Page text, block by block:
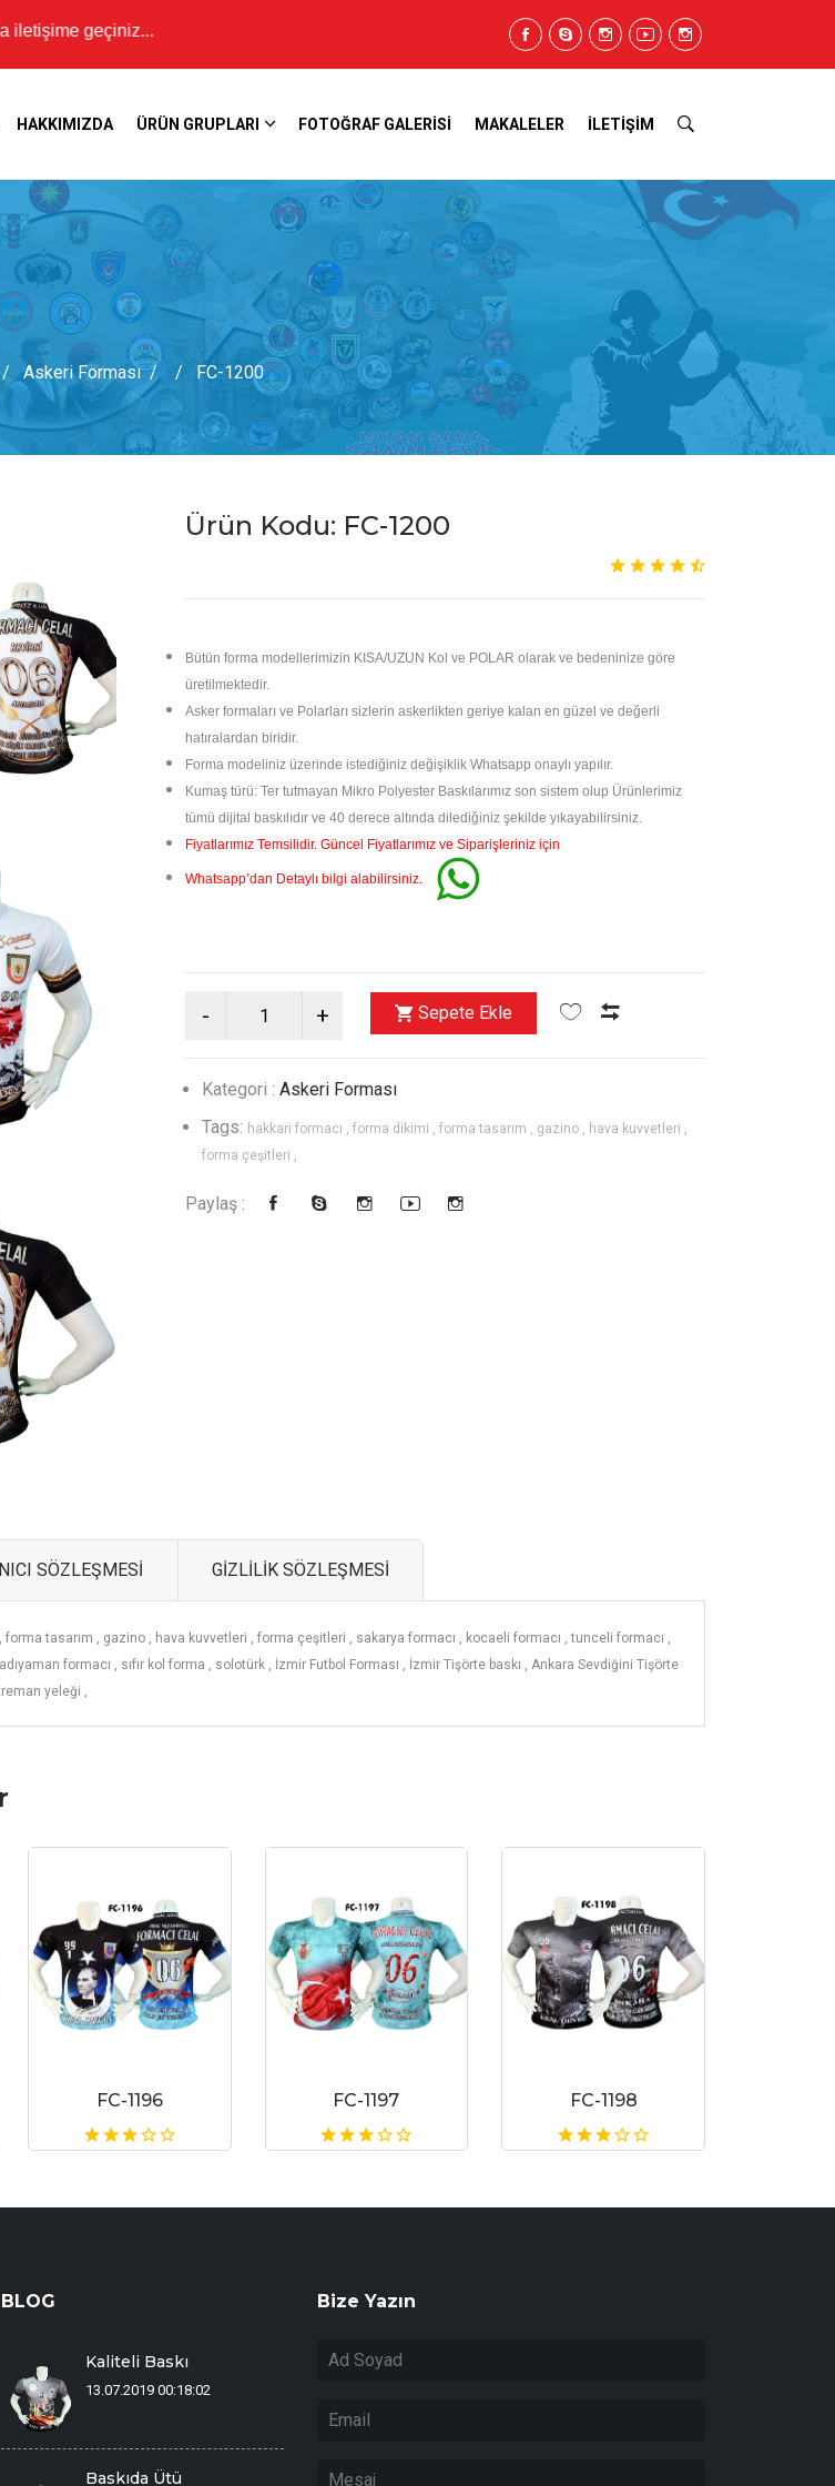
geçiniz...
HAKKIMIZDA ÜRÜN GRUPLARI FOTOĞRAF GALERİSİ MAKALELER İLETİŞİM
Askeri Forması FC-1200
Ürün Kodu: FC-1200
Bütün forma modellerimizin KISA/UZUN Kol ve POLAR olarak ve bedeninize göre
üretilmektedir.
Asker formaları ve Polarları sizlerin askerlikten geriye kalan en güzel ve değerli
hatıralardan biridir.
Forma modeliniz üzerinde istediğiniz değişiklik Whatsapp onaylı yapılır.
Kumaş türü: Ter tutmayan Mikro Polyester Baskılarımız son sistem olup Ürünlerimiz
tümü dijital baskılıdır ve 40 derece altında dilediğiniz şekilde yıkayabilirsiniz.
Fiyatlarımız Temsilidir. Güncel Fiyatlarımız ve Siparişleriniz için
Whatsapp’dan Detaylı bilgi alabilirsiniz.
Sepete Ekle
Kategori :Askeri Forması
Tags: hakkari formacı ,forma dikimi ,forma tasarım , gazino , hava kuvvetleri ,
forma çeşitleri ,
Paylaş :
SÖZLEŞMESİ GİZLİLİK SÖZLEŞMESİ
forma tasarım , gazino , hava kuvvetleri , forma çeşitleri , sakarya formacı , kocaeli formacı ,tunceli formacı ,
adıyaman formacı , sıfır kol forma , solotürk , İzmir Futbol Forması , İzmir Tişörte baskı , Ankara Sevdiğini Tişörte
yeleği ,
FC-1196 FC-1197 FC-1198
BLOG
Kaliteli Baskı
13.07.2019 00:18:02
Baskıda Ütü
Bize Yazın